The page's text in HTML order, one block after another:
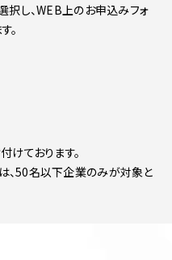
択し、WEB上のお申込みフォ
。
けております。
、50名以下企業のみが対象と